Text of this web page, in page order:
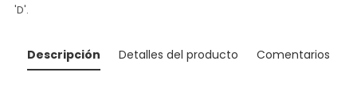
'D'.
Descripción Detalles del producto Comentarios